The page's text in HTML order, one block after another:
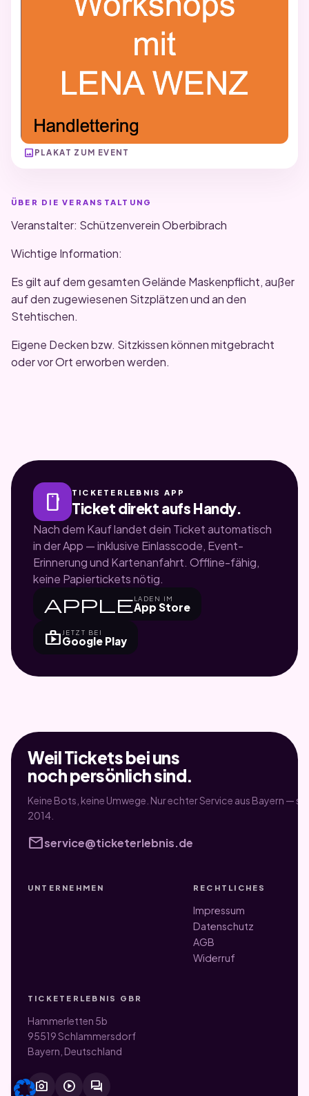
image PLAKAT ZUM EVENT
ÜBER DIE VERANSTALTUNG
Veranstalter: Schützenverein Oberbibrach
Wichtige Information:
Es gilt auf dem gesamten Gelände Maskenpflicht, außer
auf den zugewiesenen Sitzplätzen und an den
Stehtischen.
Eigene Decken bzw. Sitzkissen können mitgebracht
oder vor Ort erworben werden.
smartphone TICKETERLEBNIS APP
Ticket direkt aufs Handy.
Nach dem Kauf landet dein Ticket automatisch
in der App — inklusive Einlasscode, Event-
Erinnerung und Kartenanfahrt. Offline-fähig,
keine Papiertickets nötig.
appleLADEN IM
App Store
shop JETZT BEI
Google Play
Weil Tickets bei uns
noch persönlich sind.
Keine Bots, keine Umwege. Nur echter Service aus Bayern —
2014.
mailservice@ticketerlebnis.de
UNTERNEHMEN RECHTLICHES
Impressum
Datenschutz
AGB
Widerruf
TICKETERLEBNIS GBR
Hammerletten 5b
95519 Schlammersdorf
Bayern, Deutschland
photo_camera play_circle forum